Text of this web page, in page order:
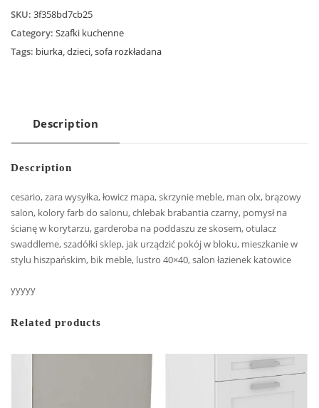
SKU: 3f358bd7cb25
Category: Szafki kuchenne
Tags: biurka,dzieci,sofa rozkładana
Description
Description
cesario, zara wysyłka, łowicz mapa, skrzynie meble, man olx, brązowy
salon, kolory farb do salonu, chlebak brabantia czarny, pomysł na
ścianę w korytarzu, garderoba na poddaszu ze skosem, otulacz
swaddleme, szadółki sklep, jak urządzić pokój w bloku, mieszkanie w
stylu hiszpańskim, bik meble, lustro 40×40, salon łazienek katowice
yyyyy
Related products